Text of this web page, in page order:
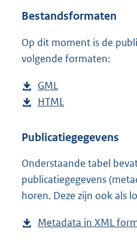
Bestandsformaten
Op dit moment is de
volgende formaten:
D
o
n
o
a
d
u
GML
e
t
n
d
s
r
D
w
l
o
a
p
HTML
s
a
n
d
g
Publicatiegegevens
Onderstaande tabel
publicatiegegevens
horen. Deze zijn ook als
Metadata in XML